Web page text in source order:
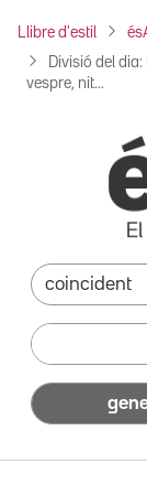
Llibre d'estil
Divisió del
vespre, nit...